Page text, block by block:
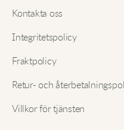
och hållbarheten är
favoritjacka.
Kontakta oss
Integritetspolicy
Fraktpolicy
Retur- och
Villkor för tjänsten